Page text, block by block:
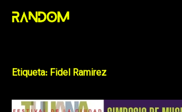
Skip
Etiqueta: Fidel Ramirez